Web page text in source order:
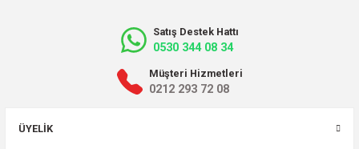
Satış Destek Hattı
0530 344 08 34
Müşteri Hizmetleri
0212 293 72 08
ÜYELIK